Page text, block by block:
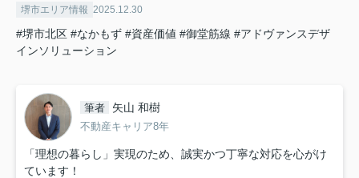
堺市エリア情報 2025.12.30
#堺市北区 #なかもず #資産価値 #御堂筋線 #アドヴァンスデザ
インソリューション
筆者 矢山 和樹
不動産キャリア8年
「理想の暮らし」実現のため、誠実かつ丁寧な対応を心がけ
ています！